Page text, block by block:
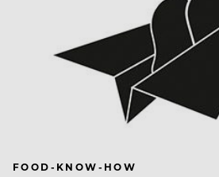
FOOD-KNOW-HOW